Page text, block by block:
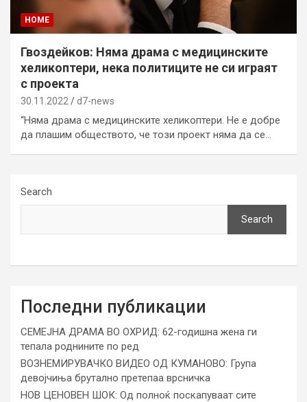
HOME
Гвоздейков: Няма драма с медицинските
хеликоптери, нека политиците не си играят
с проекта
30.11.2022 d7-news
“Няма драма с медицинските хеликоптери. Не е добре
да плашим обществото, че този проект няма да се…
Search
Search
Последни публикации
СЕМЕЈНА ДРАМА ВО ОХРИД: 62-годишна жена ги
тепала роднините по ред
ВОЗНЕМИРУВАЧКО ВИДЕО ОД КУМАНОВО: Група
девојчиња брутално претепаа врсничка
НОВ ЦЕНОВЕН ШОК: Од полноќ поскапуваат сите